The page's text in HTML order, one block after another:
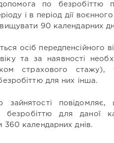
по безробіттю
і в період дії
90 календарних
осіб передпенсійного
віку та за наявності
страхового стажу),
для них інша.
зайнятості повідомляє,
безробіттю для даної
360 календарних днів.